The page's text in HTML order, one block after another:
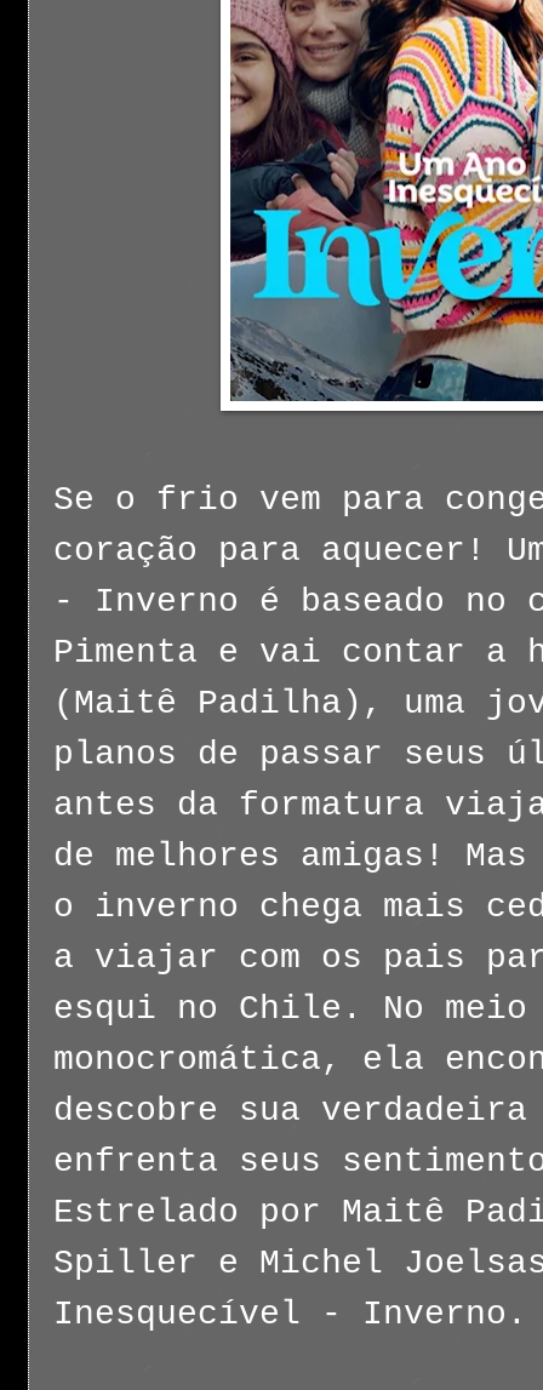
Se o frio vem para
coração para aquecer!
- Inverno é baseado no
Pimenta e vai contar a
(Maitê Padilha), uma
planos de passar seus
antes da formatura
de melhores amigas!
o inverno chega mais
a viajar com os pais
esqui no Chile. No meio
monocromática, ela
descobre sua
enfrenta seus
Estrelado por Maitê
Spiller e Michel
Inesquecível - Inverno.